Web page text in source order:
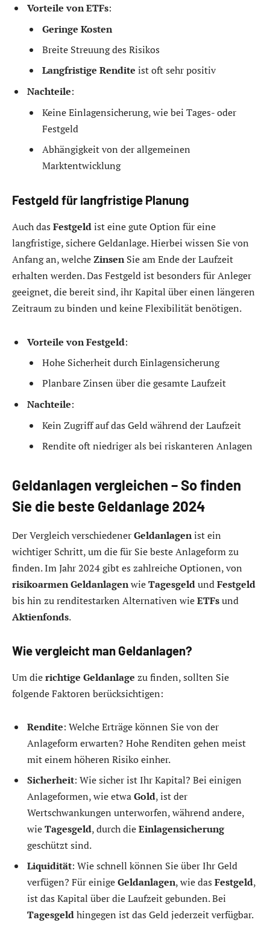
Vorteile von ETFs:
Geringe Kosten
Breite Streuung des Risikos
Langfristige Rendite ist oft sehr positiv
Nachteile:
Keine Einlagensicherung, wie bei Tages- oder
Festgeld
Abhängigkeit von der allgemeinen
Marktentwicklung
Festgeld für langfristige Planung
Auch das Festgeldist eine gute Option für eine
langfristige, sichere Geldanlage. Hierbei wissen Sie von
Anfang an, welcheZinsenSie am Ende der Laufzeit
erhalten werden. Das Festgeld ist besonders für Anleger
geeignet, die bereit sind, ihr Kapital über einen längeren
Zeitraum zu binden und keine Flexibilität benötigen.
Vorteile von Festgeld:
Hohe Sicherheit durch Einlagensicherung
Planbare Zinsen über die gesamte Laufzeit
Nachteile:
Kein Zugriff auf das Geld während der Laufzeit
Rendite oft niedriger als bei riskanteren Anlagen
Geldanlagen vergleichen – So finden
Sie die beste Geldanlage 2024
Der Vergleich verschiedenerGeldanlagenist ein
wichtiger Schritt, um die für Sie beste Anlageform zu
finden. Im Jahr 2024 gibt es zahlreiche Optionen, von
risikoarmen GeldanlagenwieTagesgeldundFestgeld
bis hin zu renditestarken Alternativen wieETFsund
Aktienfonds.
Wie vergleicht man Geldanlagen?
Um dierichtige Geldanlage zu finden, sollten Sie
folgende Faktoren berücksichtigen:
Rendite: Welche Erträge können Sie von der
Anlageform erwarten? Hohe Renditen gehen meist
mit einem höheren Risiko einher.
Sicherheit: Wie sicher ist Ihr Kapital? Bei einigen
Anlageformen, wie etwaGold, ist der
Wertschwankungen unterworfen, während andere,
wieTagesgeld, durch dieEinlagensicherung
geschützt sind.
Liquidität: Wie schnell können Sie über Ihr Geld
verfügen? Für einigeGeldanlagen, wie das Festgeld,
ist das Kapital über die Laufzeit gebunden. Bei
Tagesgeldhingegen ist das Geld jederzeit verfügbar.